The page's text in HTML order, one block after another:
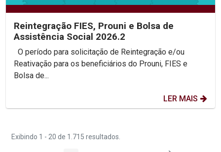
Reintegração FIES, Prouni e Bolsa de
Assistência Social 2026.2
Reativação para os beneficiários do Prouni, FIES e
Bolsa de...
LER MAIS
Exibindo 1 - 20 de 1.715 resultados.